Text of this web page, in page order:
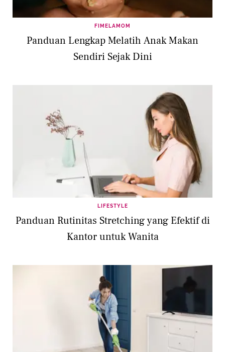
FIMELAMOM
Panduan Lengkap Melatih Anak Makan
Sendiri Sejak Dini
LIFESTYLE
Panduan Rutinitas Stretching yang Efektif di
Kantor untuk Wanita